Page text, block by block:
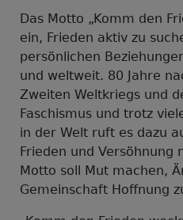
Das Motto „Komm den
ein, Frieden aktiv zu
persönlichen
und weltweit. 80 Jahre
Zweiten Weltkriegs und
Faschismus und trotz
in der Welt ruft es dazu
Frieden und Versöhnung
Motto soll Mut machen,
Gemeinschaft Hoffnung